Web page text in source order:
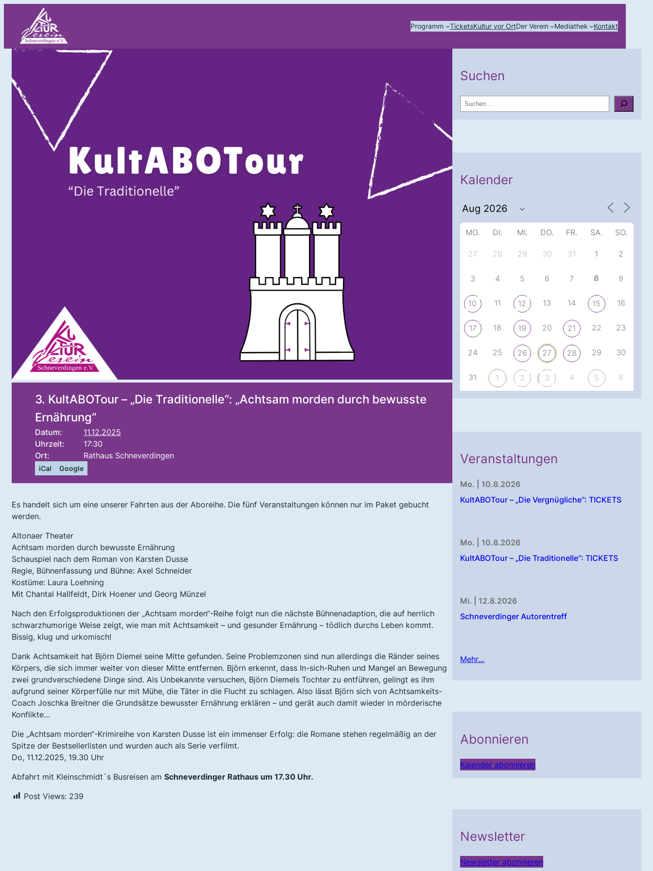
Programm TicketsKultur vor OrtDer Verein Mediathek Kontakt
3. KultABOTour – „Die Traditionelle“: „Achtsam morden durch bewusste
Ernährung“
Datum:
11.12.2025
Uhrzeit:
17:30
Ort:
Rathaus Schneverdingen
iCal Google
Es handelt sich um eine unserer Fahrten aus der Aboreihe. Die fünf Veranstaltungen können nur im Paket gebucht
werden.
Altonaer Theater
Achtsam morden durch bewusste Ernährung
Schauspiel nach dem Roman von Karsten Dusse
Regie, Bühnenfassung und Bühne: Axel Schneider
Kostüme: Laura Loehning
Mit Chantal Hallfeldt, Dirk Hoener und Georg Münzel
Nach den Erfolgsproduktionen der „Achtsam morden“-Reihe folgt nun die nächste Bühnenadaption, die auf herrlich
schwarzhumorige Weise zeigt, wie man mit Achtsamkeit – und gesunder Ernährung – tödlich durchs Leben kommt.
Bissig, klug und urkomisch!
Dank Achtsamkeit hat Björn Diemel seine Mitte gefunden. Seine Problemzonen sind nun allerdings die Ränder seines
Körpers, die sich immer weiter von dieser Mitte entfernen. Björn erkennt, dass In-sich-Ruhen und Mangel an Bewegung
zwei grundverschiedene Dinge sind. Als Unbekannte versuchen, Björn Diemels Tochter zu entführen, gelingt es ihm
aufgrund seiner Körperfülle nur mit Mühe, die Täter in die Flucht zu schlagen. Also lässt Björn sich von Achtsamkeits-
Coach Joschka Breitner die Grundsätze bewusster Ernährung erklären – und gerät auch damit wieder in mörderische
Konflikte…
Die „Achtsam morden“-Krimireihe von Karsten Dusse ist ein immenser Erfolg: die Romane stehen regelmäßig an der
Spitze der Bestsellerlisten und wurden auch als Serie verfilmt.
Do, 11.12.2025, 19.30 Uhr
Abfahrt mit Kleinschmidt´s Busreisen am Schneverdinger Rathaus um 17.30 Uhr.
Post Views: 239
Suchen
u
Kalender
MO. DI. MI. DO. FR. SA. SO.
27 28 29 30 31 1 2
3 4 5 6 7 8 9
10 11 12 13 14 15 16
17 18 19 20 21 22 23
24 25 26 27 28 29 30
31 1 2 3 4 5 6
Veranstaltungen
Mo. | 10.8.2026
KultABOTour – „Die Vergnügliche“: TICKETS
Mo. | 10.8.2026
KultABOTour – „Die Traditionelle“: TICKETS
Mi. | 12.8.2026
Schneverdinger Autorentreff
Mehr…
Abonnieren
Kalender abonnieren
Newsletter
Newsletter abonnieren